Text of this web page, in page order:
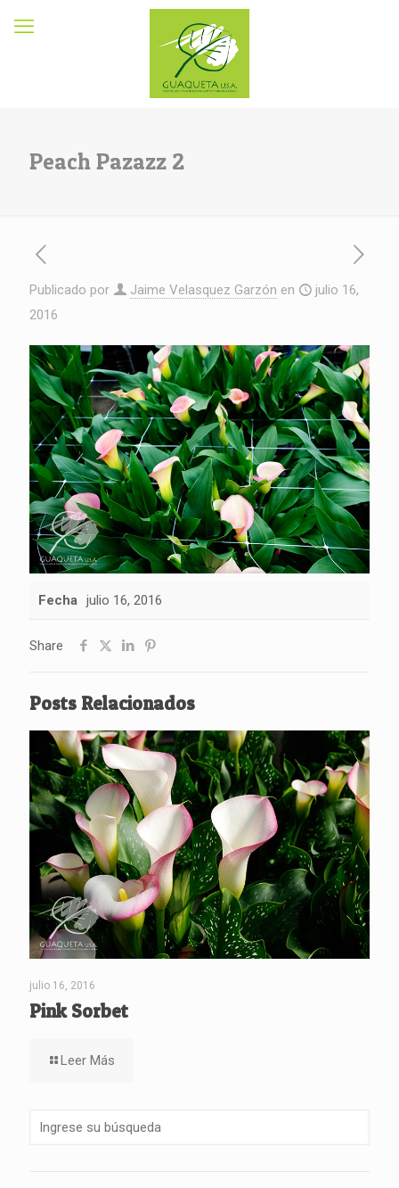
Peach Pazazz 2
Publicado por Jaime Velasquez Garzón en
julio 16,
2016
Fecha julio 16, 2016
Share
Posts Relacionados
julio 16, 2016
Pink Sorbet
Leer Más